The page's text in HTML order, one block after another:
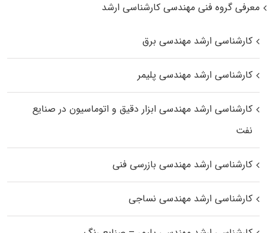
معرفی گروه فنی مهندسی کارشناسی ارشد
کارشناسی ارشد مهندسی برق
کارشناسی ارشد مهندسی پلیمر
کارشناسی ارشد مهندسی ابزار دقیق و اتوماسیون در صنایع
نفت
کارشناسی ارشد مهندسی بازرسی فنی
کارشناسی ارشد مهندسی نساجی